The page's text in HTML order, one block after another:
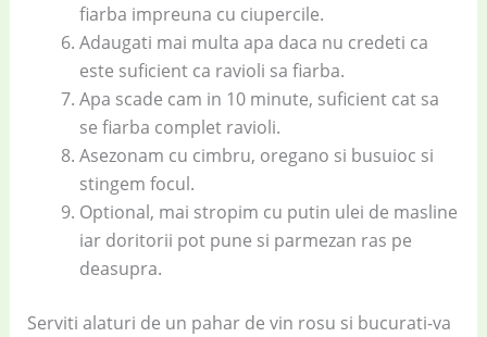
fiarba impreuna cu ciupercile.
Adaugati mai multa apa daca nu credeti ca
este suficient ca ravioli sa fiarba.
Apa scade cam in 10 minute, suficient cat sa
se fiarba complet ravioli.
Asezonam cu cimbru, oregano si busuioc si
stingem focul.
Optional, mai stropim cu putin ulei de masline
iar doritorii pot pune si parmezan ras pe
deasupra.
Serviti alaturi de un pahar de vin rosu si bucurati-va